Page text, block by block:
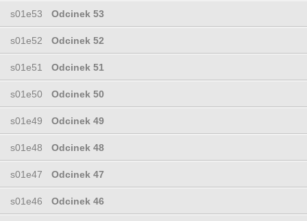
s01e53 Odcinek 53
s01e52 Odcinek 52
s01e51 Odcinek 51
s01e50 Odcinek 50
s01e49 Odcinek 49
s01e48 Odcinek 48
s01e47 Odcinek 47
s01e46 Odcinek 46